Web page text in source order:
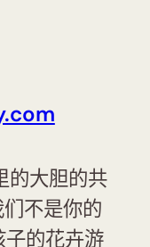
的大胆的共
不是你的
的花卉游